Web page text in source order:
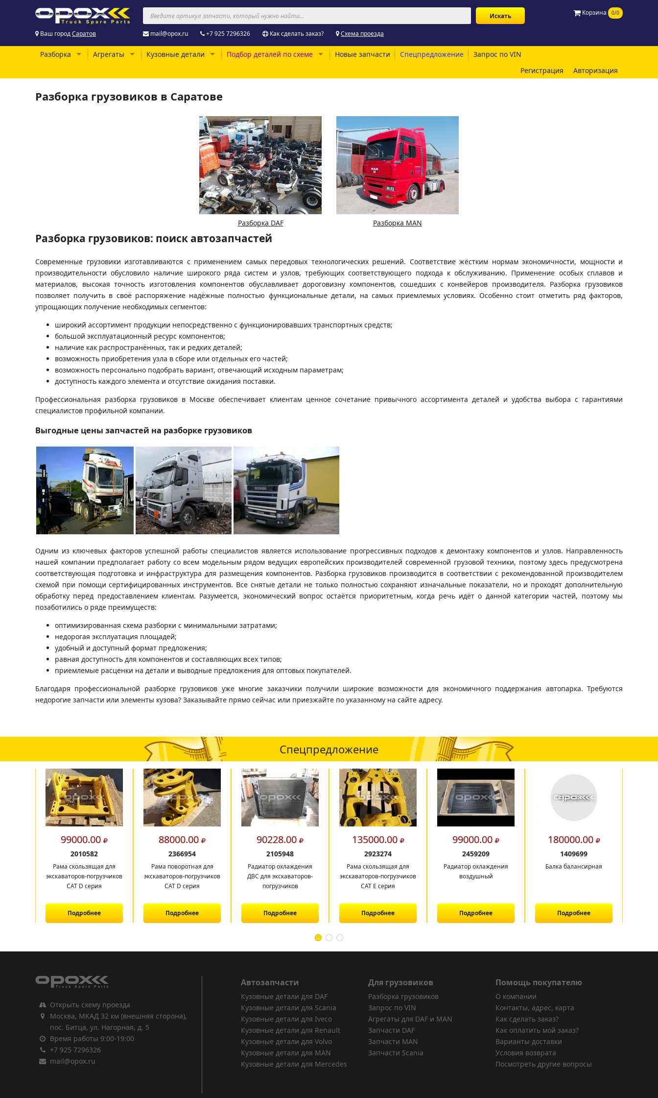
Корзина 0/0
Ваш городСаратов mail@opox.ru +7 925 7296326 Как сделать заказ? Схема проезда
Разборка Агрегаты Кузовные детали Подбор деталей по схеме Новые запчасти Спецпредложение
Запрос по VIN
Регистрация
Авторизация
Разборка грузовиков в Саратове
Разборка DAF Разборка MAN
Разборка грузовиков: поиск автозапчастей
Современные грузовики изготавливаются с применением самых передовых технологических решений. Соответствие жёстким нормам экономичности, мощности и
производительности обусловило наличие широкого ряда систем и узлов, требующих соответствующего подхода к обслуживанию. Применение особых сплавов и
материалов, высокая точность изготовления компонентов обуславливает дороговизну компонентов, сошедших с конвейеров производителя. Разборка грузовиков
позволяет получить в своё распоряжение надёжные полностью функциональные детали, на самых приемлемых условиях. Особенно стоит отметить ряд факторов,
упрощающих получение необходимых сегментов:
широкий ассортимент продукции непосредственно с функционировавших транспортных средств;
большой эксплуатационный ресурс компонентов;
наличие как распространённых, так и редких деталей;
возможность приобретения узла в сборе или отдельных его частей;
возможность персонально подобрать вариант, отвечающий исходным параметрам;
доступность каждого элемента и отсутствие ожидания поставки.
Профессиональная разборка грузовиков в Москве обеспечивает клиентам ценное сочетание привычного ассортимента деталей и удобства выбора с гарантиями
специалистов профильной компании.
Выгодные цены запчастей на разборке грузовиков
Одним из ключевых факторов успешной работы специалистов является использование прогрессивных подходов к демонтажу компонентов и узлов. Направленность
нашей компании предполагает работу со всем модельным рядом ведущих европейских производителей современной грузовой техники, поэтому здесь предусмотрена
соответствующая подготовка и инфраструктура для размещения компонентов. Разборка грузовиков производится в соответствии с рекомендованной производителем
схемой при помощи сертифицированных инструментов. Все снятые детали не только полностью сохраняют изначальные показатели, но и проходят дополнительную
обработку перед предоставлением клиентам. Разумеется, экономический вопрос остаётся приоритетным, когда речь идёт о данной категории частей, поэтому мы
позаботились о ряде преимуществ:
оптимизированная схема разборки с минимальными затратами;
недорогая эксплуатация площадей;
удобный и доступный формат предложения;
равная доступность для компонентов и составляющих всех типов;
приемлемые расценки на детали и выводные предложения для оптовых покупателей.
Благодаря профессиональной разборке грузовиков уже многие заказчики получили широкие возможности для экономичного поддержания автопарка. Требуются
недорогие запчасти или элементы кузова? Заказывайте прямо сейчас или приезжайте по указанному на сайте адресу.
Спецпредложение
99000.00
2010582
Рама скользящая для
экскаваторов-погрузчиков
CAT D серия
Подробнее
88000.00
2366954
Рама поворотная для
экскаваторов-погрузчиков
CAT D серия
Подробнее
90228.00
2105948
Радиатор охлаждения
ДВС для экскаваторов-
погрузчиков
Подробнее
135000.00
2923274
Рама скользящая для
экскаваторов-погрузчиков
CAT E серия
Подробнее
99000.00
2459209
Радиатор охлаждения
воздушный
Подробнее
180000.00
1409699
Балка балансирная
Подробнее
Открыть схему проезда
Москва, МКАД 32 км (внешняя сторона),
пос. Битца, ул. Нагорная, д. 5
Время работы 9:00-19:00
+7 925 7296326
mail@opox.ru
Автозапчасти
Кузовные детали для DAF
Кузовные детали для Scania
Кузовные детали для Iveco
Кузовные детали для Renault
Кузовные детали для Volvo
Кузовные детали для MAN
Кузовные детали для Mercedes
Для грузовиков
Разборка грузовиков
Запрос по VIN
Агрегаты для DAF и MAN
Запчасти DAF
Запчасти MAN
Запчасти Scania
Помощь покупателю
О компании
Контакты, адрес, карта
Как сделать заказ?
Как оплатить мой заказ?
Варианты доставки
Условия возврата
Посмотреть другие вопросы